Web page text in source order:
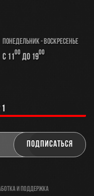
Понедельник - Воскресенье
с 11 00 до 1900
и поддержка